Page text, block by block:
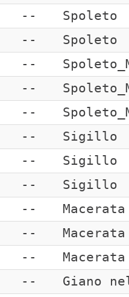
--
Spoleto
--
Spoleto
--
--
--
--
Sigillo
--
Sigillo
--
Sigillo
--
Macerata
--
Macerata
--
Macerata
--
Giano